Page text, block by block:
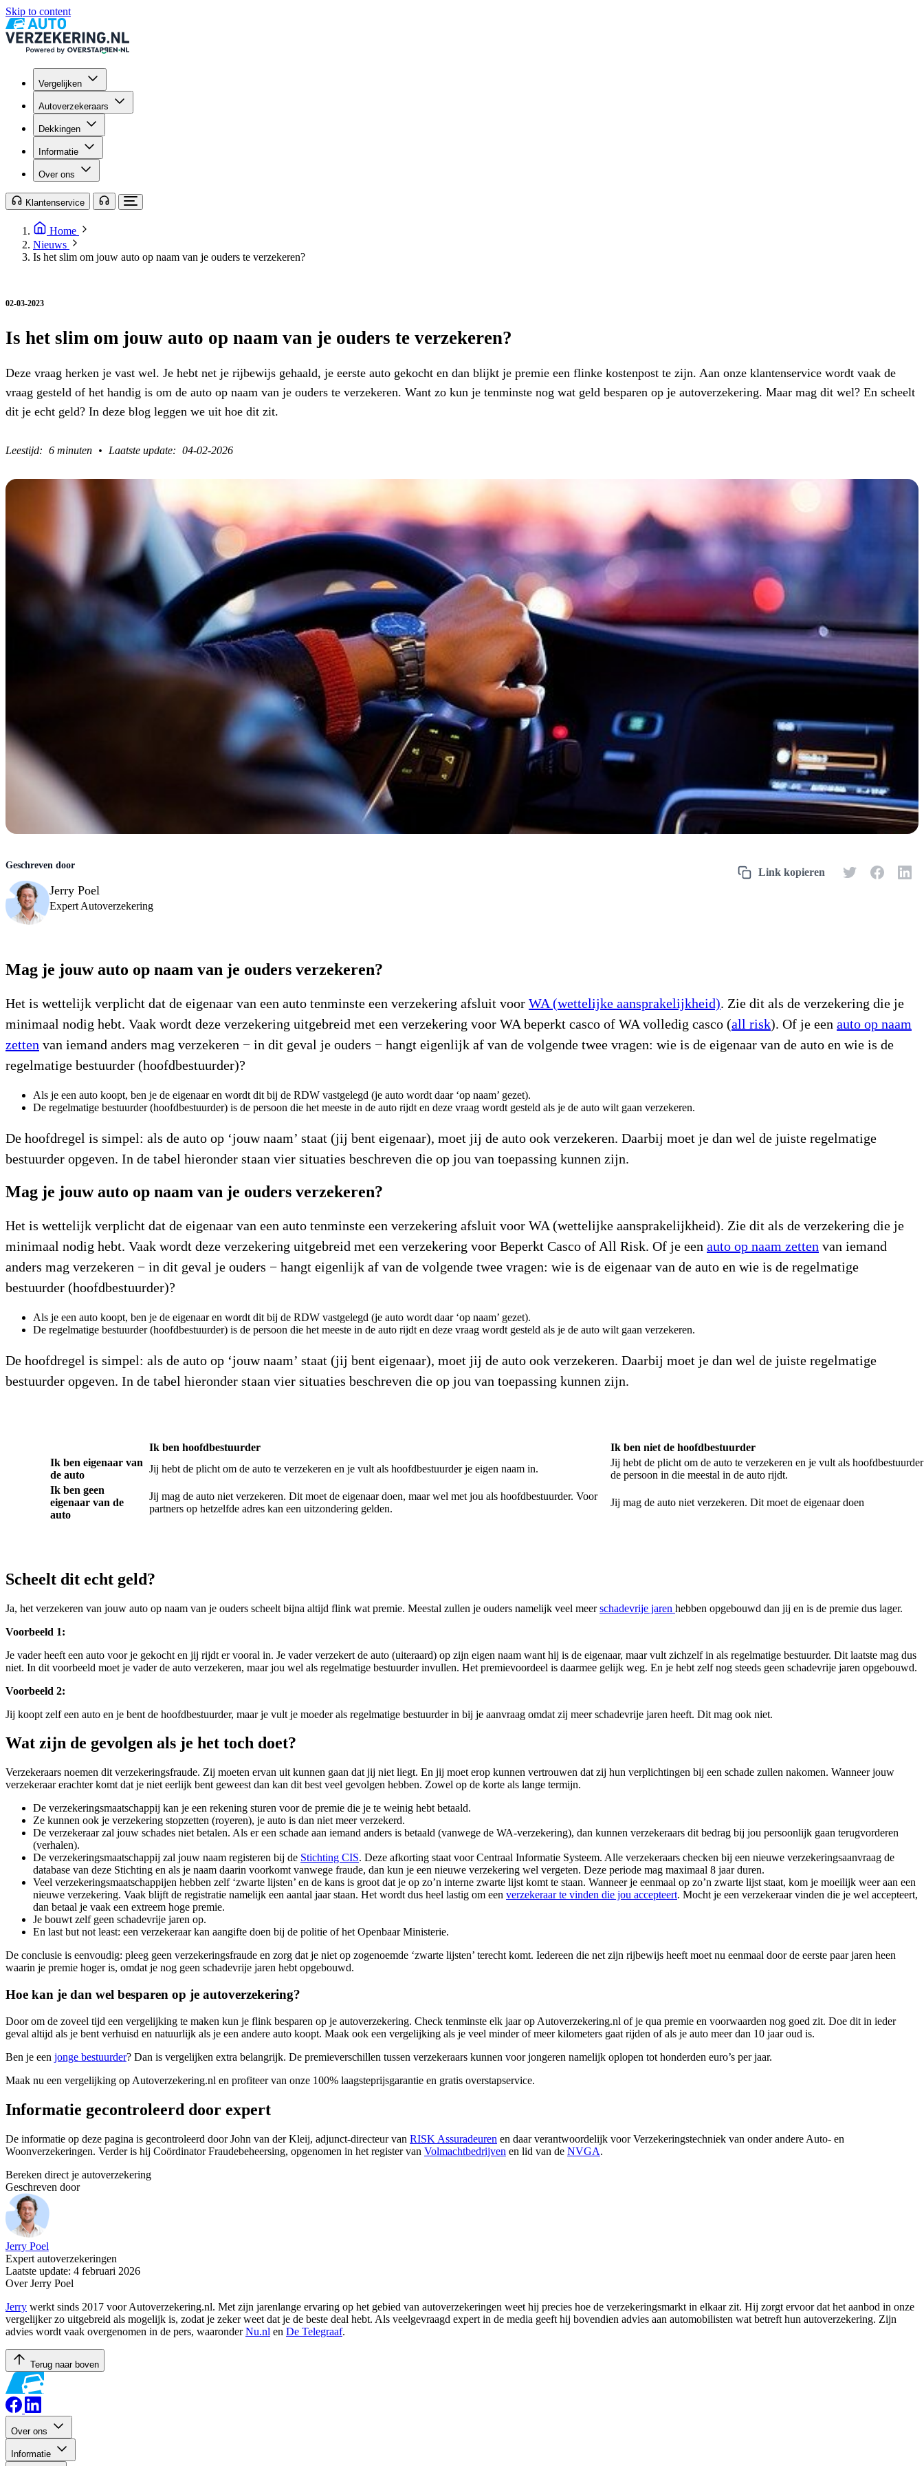
Skip to content
Vergelijken
Autoverzekeraars
Dekkingen
Informatie
Over ons
Klantenservice
Home
Nieuws
Is het slim om jouw auto op naam van je ouders te verzekeren?
02-03-2023
Is het slim om jouw auto op naam van je ouders te verzekeren?
Deze vraag herken je vast wel. Je hebt net je rijbewijs gehaald, je eerste auto gekocht en dan blijkt je premie een flinke kostenpost te zijn. Aan onze klantenservice wordt vaak de
vraag gesteld of het handig is om de auto op naam van je ouders te verzekeren. Want zo kun je tenminste nog wat geld besparen op je autoverzekering. Maar mag dit wel? En scheelt
dit je echt geld? In deze blog leggen we uit hoe dit zit.
6 minuten 04-02-2026
Jerry Poel
Expert Autoverzekering
Mag je jouw auto op naam van je ouders verzekeren?
Het is wettelijk verplicht dat de eigenaar van een auto tenminste een verzekering afsluit voor WA (wettelijke aansprakelijkheid). Zie dit als de verzekering die je
minimaal nodig hebt. Vaak wordt deze verzekering uitgebreid met een verzekering voor WA beperkt casco of WA volledig casco (all risk). Of je een auto op naam
zetten van iemand anders mag verzekeren − in dit geval je ouders − hangt eigenlijk af van de volgende twee vragen: wie is de eigenaar van de auto en wie is de
regelmatige bestuurder (hoofdbestuurder)?
Als je een auto koopt, ben je de eigenaar en wordt dit bij de RDW vastgelegd (je auto wordt daar ‘op naam’ gezet).
De regelmatige bestuurder (hoofdbestuurder) is de persoon die het meeste in de auto rijdt en deze vraag wordt gesteld als je de auto wilt gaan verzekeren.
De hoofdregel is simpel: als de auto op ‘jouw naam’ staat (jij bent eigenaar), moet jij de auto ook verzekeren. Daarbij moet je dan wel de juiste regelmatige
bestuurder opgeven. In de tabel hieronder staan vier situaties beschreven die op jou van toepassing kunnen zijn.
Mag je jouw auto op naam van je ouders verzekeren?
Het is wettelijk verplicht dat de eigenaar van een auto tenminste een verzekering afsluit voor WA (wettelijke aansprakelijkheid). Zie dit als de verzekering die je
minimaal nodig hebt. Vaak wordt deze verzekering uitgebreid met een verzekering voor Beperkt Casco of All Risk. Of je een auto op naam zetten van iemand
anders mag verzekeren − in dit geval je ouders − hangt eigenlijk af van de volgende twee vragen: wie is de eigenaar van de auto en wie is de regelmatige
bestuurder (hoofdbestuurder)?
Als je een auto koopt, ben je de eigenaar en wordt dit bij de RDW vastgelegd (je auto wordt daar ‘op naam’ gezet).
De regelmatige bestuurder (hoofdbestuurder) is de persoon die het meeste in de auto rijdt en deze vraag wordt gesteld als je de auto wilt gaan verzekeren.
De hoofdregel is simpel: als de auto op ‘jouw naam’ staat (jij bent eigenaar), moet jij de auto ook verzekeren. Daarbij moet je dan wel de juiste regelmatige
bestuurder opgeven. In de tabel hieronder staan vier situaties beschreven die op jou van toepassing kunnen zijn.
Ik ben hoofdbestuurder
Ik ben niet de hoofdbestuurder
Ik ben eigenaar van
de auto
Jij hebt de plicht om de auto te verzekeren en je vult als hoofdbestuurder je eigen naam in.
Jij hebt de plicht om de auto te verzekeren en je vult als hoofdbestuurder
de persoon in die meestal in de auto rijdt.
Ik ben geen
eigenaar van de
auto
Jij mag de auto niet verzekeren. Dit moet de eigenaar doen, maar wel met jou als hoofdbestuurder. Voor
partners op hetzelfde adres kan een uitzondering gelden.
Jij mag de auto niet verzekeren. Dit moet de eigenaar doen
Scheelt dit echt geld?
Ja, het verzekeren van jouw auto op naam van je ouders scheelt bijna altijd flink wat premie. Meestal zullen je ouders namelijk veel meerschadevrije jaren hebben opgebouwd dan jij en is de premie dus lager.
Voorbeeld 1:
Je vader heeft een auto voor je gekocht en jij rijdt er vooral in. Je vader verzekert de auto (uiteraard) op zijn eigen naam want hij is de eigenaar, maar vult zichzelf in als regelmatige bestuurder. Dit laatste mag dus
niet. In dit voorbeeld moet je vader de auto verzekeren, maar jou wel als regelmatige bestuurder invullen. Het premievoordeel is daarmee gelijk weg. En je hebt zelf nog steeds geen schadevrije jaren opgebouwd.
Voorbeeld 2:
Jij koopt zelf een auto en je bent de hoofdbestuurder, maar je vult je moeder als regelmatige bestuurder in bij je aanvraag omdat zij meer schadevrije jaren heeft. Dit mag ook niet.
Wat zijn de gevolgen als je het toch doet?
Verzekeraars noemen dit verzekeringsfraude. Zij moeten ervan uit kunnen gaan dat jij niet liegt. En jij moet erop kunnen vertrouwen dat zij hun verplichtingen bij een schade zullen nakomen. Wanneer jouw
verzekeraar erachter komt dat je niet eerlijk bent geweest dan kan dit best veel gevolgen hebben. Zowel op de korte als lange termijn.
De verzekeringsmaatschappij kan je een rekening sturen voor de premie die je te weinig hebt betaald.
Ze kunnen ook je verzekering stopzetten (royeren), je auto is dan niet meer verzekerd.
De verzekeraar zal jouw schades niet betalen. Als er een schade aan iemand anders is betaald (vanwege de WA-verzekering), dan kunnen verzekeraars dit bedrag bij jou persoonlijk gaan terugvorderen
(verhalen).
De verzekeringsmaatschappij zal jouw naam registeren bij de Stichting CIS. Deze afkorting staat voor Centraal Informatie Systeem. Alle verzekeraars checken bij een nieuwe verzekeringsaanvraag de
database van deze Stichting en als je naam daarin voorkomt vanwege fraude, dan kun je een nieuwe verzekering wel vergeten. Deze periode mag maximaal 8 jaar duren.
Veel verzekeringsmaatschappijen hebben zelf ‘zwarte lijsten’ en de kans is groot dat je op zo’n interne zwarte lijst komt te staan. Wanneer je eenmaal op zo’n zwarte lijst staat, kom je moeilijk weer aan een
nieuwe verzekering. Vaak blijft de registratie namelijk een aantal jaar staan. Het wordt dus heel lastig om een verzekeraar te vinden die jou accepteert. Mocht je een verzekeraar vinden die je wel accepteert,
dan betaal je vaak een extreem hoge premie.
Je bouwt zelf geen schadevrije jaren op.
En last but not least: een verzekeraar kan aangifte doen bij de politie of het Openbaar Ministerie.
De conclusie is eenvoudig: pleeg geen verzekeringsfraude en zorg dat je niet op zogenoemde ‘zwarte lijsten’ terecht komt. Iedereen die net zijn rijbewijs heeft moet nu eenmaal door de eerste paar jaren heen
waarin je premie hoger is, omdat je nog geen schadevrije jaren hebt opgebouwd.
Hoe kan je dan wel besparen op je autoverzekering?
Door om de zoveel tijd een vergelijking te maken kun je flink besparen op je autoverzekering. Check tenminste elk jaar op Autoverzekering.nl of je qua premie en voorwaarden nog goed zit. Doe dit in ieder
geval altijd als je bent verhuisd en natuurlijk als je een andere auto koopt. Maak ook een vergelijking als je veel minder of meer kilometers gaat rijden of als je auto meer dan 10 jaar oud is.
Ben je een jonge bestuurder? Dan is vergelijken extra belangrijk. De premieverschillen tussen verzekeraars kunnen voor jongeren namelijk oplopen tot honderden euro’s per jaar.
Maak nu een vergelijking op Autoverzekering.nl en profiteer van onze 100% laagsteprijsgarantie en gratis overstapservice.
Informatie gecontroleerd door expert
De informatie op deze pagina is gecontroleerd door John van der Kleij, adjunct-directeur van RISK Assuradeuren en daar verantwoordelijk voor Verzekeringstechniek van onder andere Auto- en
Woonverzekeringen. Verder is hij Coördinator Fraudebeheersing, opgenomen in het register van Volmachtbedrijven en lid van de NVGA.
Bereken direct je autoverzekering
Geschreven door
Jerry Poel
Expert autoverzekeringen
Laatste update: 4 februari 2026
Over Jerry Poel
Jerry werkt sinds 2017 voor Autoverzekering.nl. Met zijn jarenlange ervaring op het gebied van autoverzekeringen weet hij precies hoe de verzekeringsmarkt in elkaar zit. Hij zorgt ervoor dat het aanbod in onze
vergelijker zo uitgebreid als mogelijk is, zodat je zeker weet dat je de beste deal hebt. Als veelgevraagd expert in de media geeft hij bovendien advies aan automobilisten wat betreft hun autoverzekering. Zijn
advies wordt vaak overgenomen in de pers, waaronderNu.nl en De Telegraaf.
Terug naar boven
Over ons
Informatie